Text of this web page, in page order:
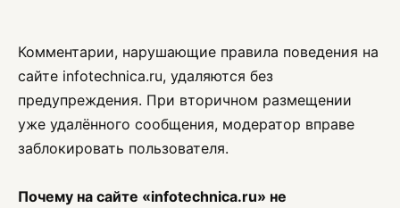
Комментарии, нарушающие правила поведения на
сайте infotechnica.ru, удаляются без
предупреждения. При вторичном размещении
уже удалённого сообщения, модератор вправе
заблокировать пользователя.
Почему на сайте «infotechnica.ru» не